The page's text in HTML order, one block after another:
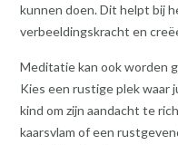
kunnen doen. Dit helpt bij
verbeeldingskracht en
Meditatie kan ook worden
Kies een rustige plek waar
kind om zijn aandacht te
kaarsvlam of een